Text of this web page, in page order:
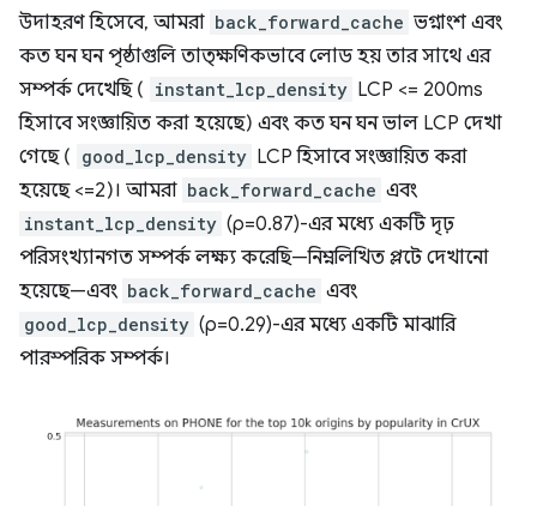
উদাহরণ হিসেবে, আমরা back_forward_cache ভগ্নাংশ এবং
কত ঘন ঘন পৃষ্ঠাগুলি তাত্ক্ষণিকভাবে লোড হয় তার সাথে এর
সম্পর্ক দেখেছি ( instant_lcp_density LCP <= 200ms
হিসাবে সংজ্ঞায়িত করা হয়েছে) এবং কত ঘন ঘন ভাল LCP দেখা
গেছে ( good_lcp_density LCP হিসাবে সংজ্ঞায়িত করা
হয়েছে <=2)। আমরা back_forward_cache এবং
instant_lcp_density (ρ=0.87)-এর মধ্যে একটি দৃঢ়
পরিসংখ্যানগত সম্পর্ক লক্ষ্য করেছি—নিম্নলিখিত প্লটে দেখানো
হয়েছে—এবং back_forward_cache এবং
good_lcp_density (ρ=0.29)-এর মধ্যে একটি মাঝারি
পারস্পরিক সম্পর্ক।